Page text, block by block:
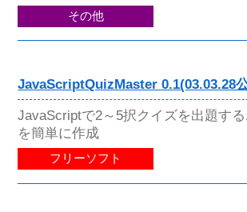
その他
JavaScriptQuizMaster 0.1(03.03.28
JavaScriptで2～5択クイズを出題す
を簡単に作成
フリーソフト